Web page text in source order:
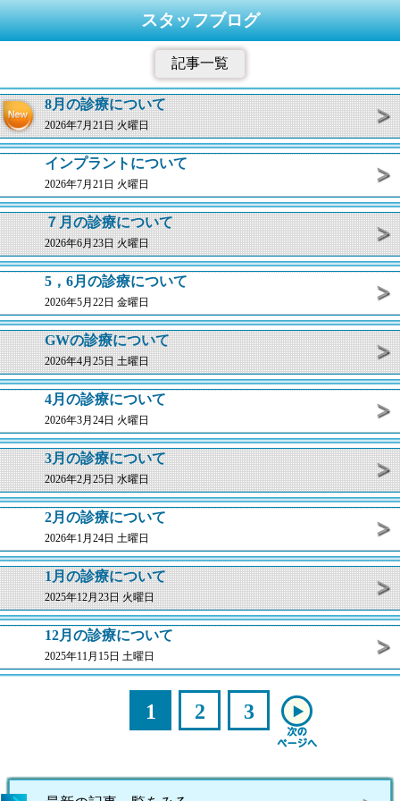
スタッフブログ
記事一覧
8月の診療について
2026年7月21日 火曜日
インプラントについて
2026年7月21日 火曜日
７月の診療について
2026年6月23日 火曜日
5，6月の診療について
2026年5月22日 金曜日
GWの診療について
2026年4月25日 土曜日
4月の診療について
2026年3月24日 火曜日
3月の診療について
2026年2月25日 水曜日
2月の診療について
2026年1月24日 土曜日
1月の診療について
2025年12月23日 火曜日
12月の診療について
2025年11月15日 土曜日
1 2 3